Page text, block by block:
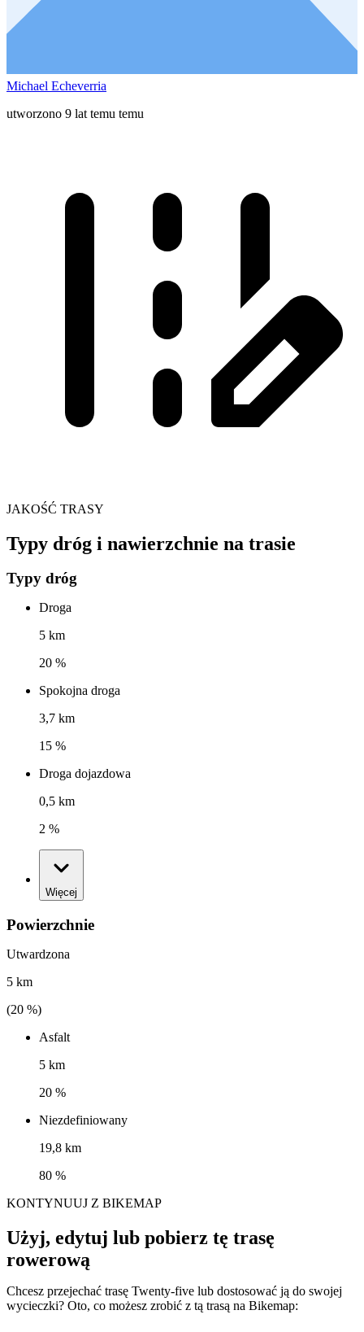
Michael Echeverria
utworzono 9 lat temu temu
JAKOŚĆ TRASY
Typy dróg i nawierzchnie na trasie
Typy dróg
Droga
5 km
20 %
Spokojna droga
3,7 km
15 %
Droga dojazdowa
0,5 km
2 %
Więcej
Powierzchnie
Utwardzona
5 km
(20 %)
Asfalt
5 km
20 %
Niezdefiniowany
19,8 km
80 %
KONTYNUUJ Z BIKEMAP
Użyj, edytuj lub pobierz tę trasę
rowerową
Chcesz przejechać trasę Twenty-five lub dostosować ją do swojej
wycieczki? Oto, co możesz zrobić z tą trasą na Bikemap: